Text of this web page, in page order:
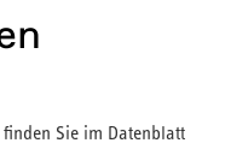
Sie im Datenblatt